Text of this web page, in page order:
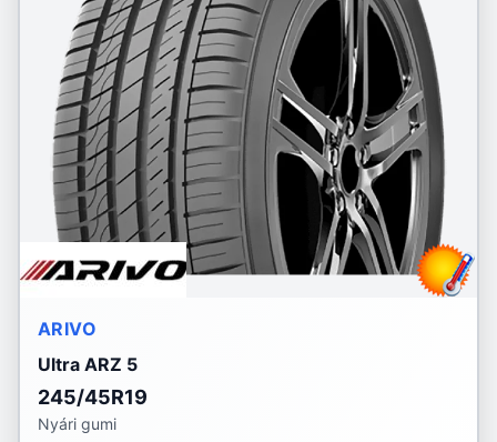
ARIVO
Ultra ARZ 5
245/45R19
Nyári gumi